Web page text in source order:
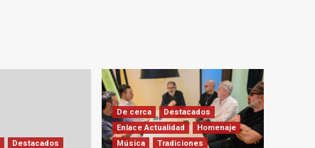
Destacados
De cerca
Destacados
Enlace Actualidad
Homenaje
Música
Tradiciones